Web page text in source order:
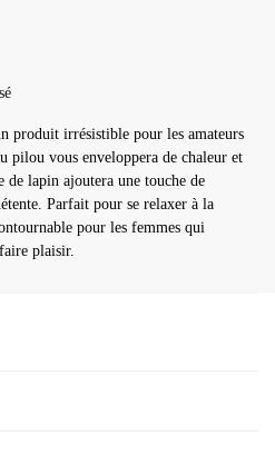
produit irrésistible pour les amateurs
pilou vous enveloppera de chaleur et
de lapin ajoutera une touche de
Parfait pour se relaxer à la
pour les femmes qui
plaisir.